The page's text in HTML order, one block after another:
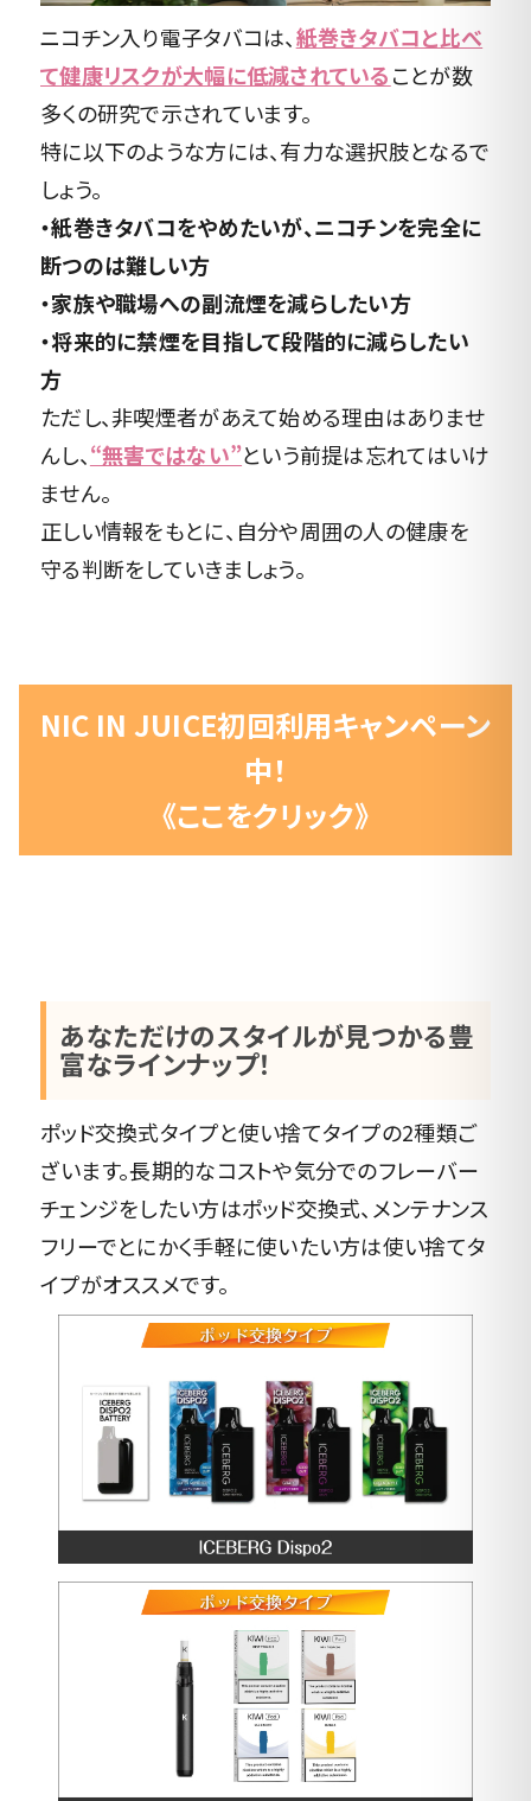
ニコチン入り電子タバコは、紙巻きタバコと比べ
て健康リスクが大幅に低減されていることが数
多くの研究で示されています。
特に以下のような方には、有力な選択肢となるで
しょう。
・紙巻きタバコをやめたいが、ニコチンを完全に
断つのは難しい方
・家族や職場への副流煙を減らしたい方
・将来的に禁煙を目指して段階的に減らしたい
方
ただし、非喫煙者があえて始める理由はありませ
んし、“無害ではない”という前提は忘れてはいけ
ません。
正しい情報をもとに、自分や周囲の人の健康を
守る判断をしていきましょう。
NIC IN JUICE初回利用キャンペーン
中！
《ここをクリック》
あなただけのスタイルが見つかる豊
富なラインナップ！
ポッド交換式タイプと使い捨てタイプの2種類ご
ざいます。長期的なコストや気分でのフレーバー
チェンジをしたい方はポッド交換式、メンテナンス
フリーでとにかく手軽に使いたい方は使い捨てタ
イプがオススメです。